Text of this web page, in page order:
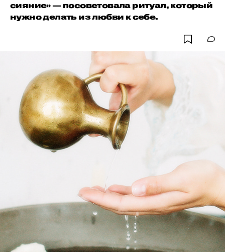
сияние» — посоветовала ритуал, который
нужно делать из любви к себе.